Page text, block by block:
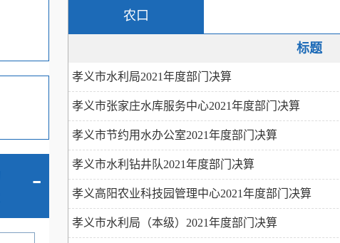
-
农口
标题
孝义市水利局2021年度部门决算
孝义市张家庄水库服务中心2021年度部门决算
孝义市节约用水办公室2021年度部门决算
孝义市水利钻井队2021年度部门决算
孝义高阳农业科技园管理中心2021年度部门决算
孝义市水利局（本级）2021年度部门决算